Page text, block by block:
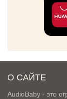
О САЙТЕ
AudioBaby - это